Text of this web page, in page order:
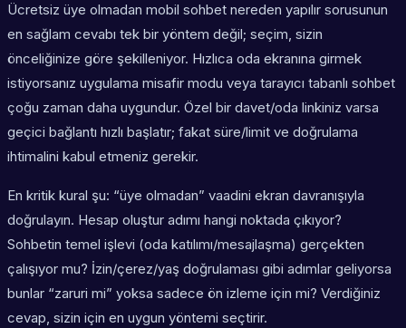
Ücretsiz üye olmadan mobil sohbet nereden yapılır sorusunun
en sağlam cevabı tek bir yöntem değil; seçim, sizin
önceliğinize göre şekilleniyor. Hızlıca oda ekranına girmek
istiyorsanız uygulama misafir modu veya tarayıcı tabanlı sohbet
çoğu zaman daha uygundur. Özel bir davet/oda linkiniz varsa
geçici bağlantı hızlı başlatır; fakat süre/limit ve doğrulama
ihtimalini kabul etmeniz gerekir.
En kritik kural şu: “üye olmadan” vaadini ekran davranışıyla
doğrulayın. Hesap oluştur adımı hangi noktada çıkıyor?
Sohbetin temel işlevi (oda katılımı/mesajlaşma) gerçekten
çalışıyor mu? İzin/çerez/yaş doğrulaması gibi adımlar geliyorsa
bunlar “zaruri mi” yoksa sadece ön izleme için mi? Verdiğiniz
cevap, sizin için en uygun yöntemi seçtirir.